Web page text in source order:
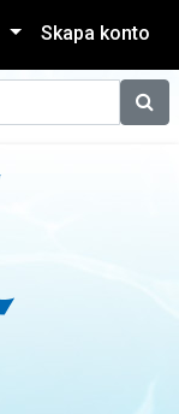
Skapa konto
Sök